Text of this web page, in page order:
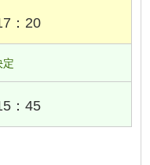
：20
定
：45